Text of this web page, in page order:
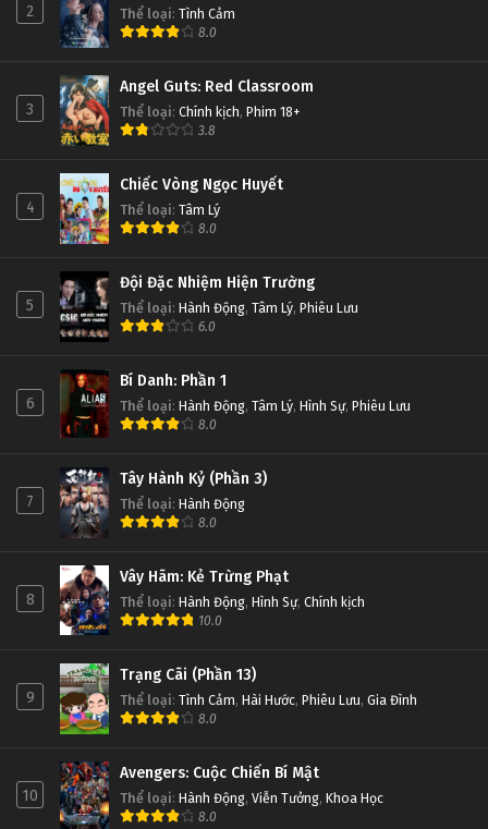
2 Thể loại: Tình Cảm
8.0
3
Angel Guts: Red Classroom
Thể loại: Chính kịch, Phim 18+
3.8
4
Chiếc Vòng Ngọc Huyết
Thể loại: Tâm Lý
8.0
5
Đội Đặc Nhiệm Hiện Trường
Thể loại: Hành Động, Tâm Lý, Phiêu Lưu
6.0
6
Bí Danh: Phần 1
Thể loại: Hành Động, Tâm Lý, Hình Sự, Phiêu Lưu
8.0
7
Tây Hành Kỷ (Phần 3)
Thể loại: Hành Động
8.0
8
Vây Hãm: Kẻ Trừng Phạt
Thể loại: Hành Động, Hình Sự, Chính kịch
10.0
9
Trạng Cãi (Phần 13)
Thể loại: Tình Cảm, Hài Hước, Phiêu Lưu, Gia Đình
8.0
10
Avengers: Cuộc Chiến Bí Mật
Thể loại: Hành Động, Viễn Tưởng, Khoa Học
8.0